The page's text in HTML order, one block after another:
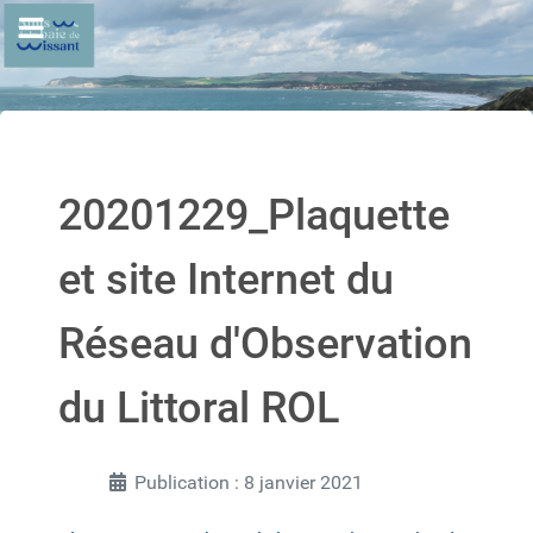
20201229_Plaquette
et site Internet du
Réseau d'Observation
du Littoral ROL
Publication : 8 janvier 2021